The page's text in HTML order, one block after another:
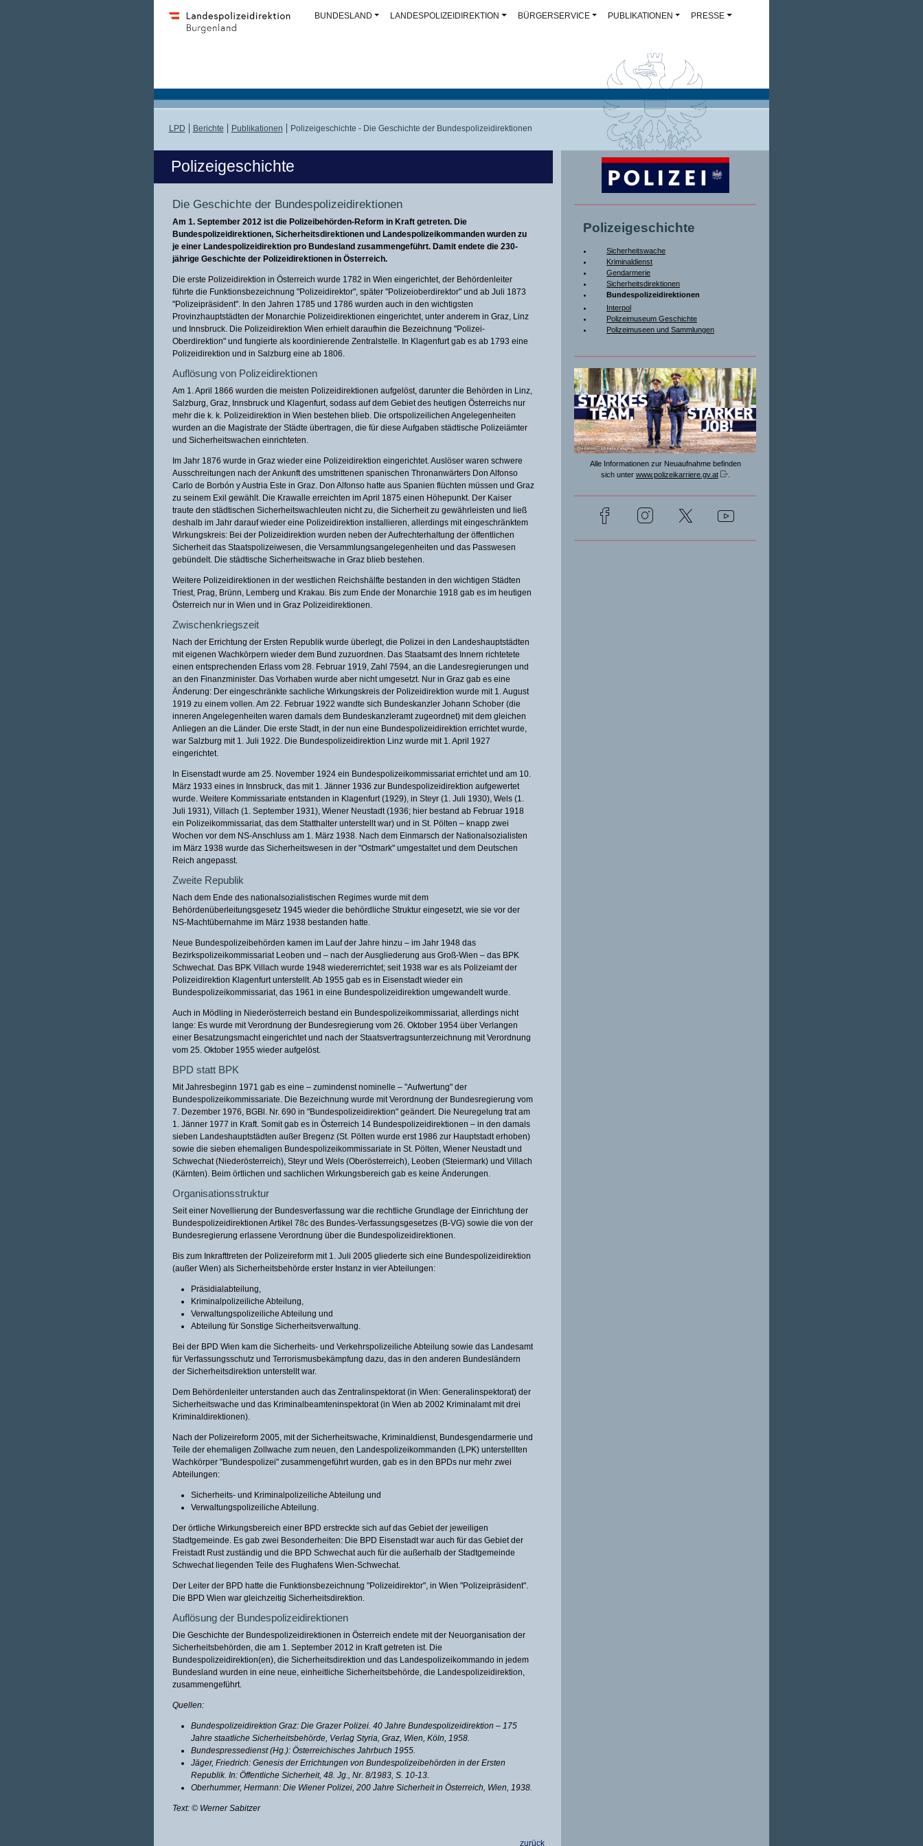
BUNDESLAND LANDESPOLIZEIDIREKTION BÜRGERSERVICE PUBLIKATIONEN PRESSE
LPD Berichte Publikationen Polizeigeschichte - Die Geschichte der Bundespolizeidirektionen
Polizeigeschichte
Die Geschichte der Bundespolizeidirektionen
Am 1. September 2012 ist die Polizeibehörden-Reform in Kraft getreten. Die
Bundespolizeidirektionen, Sicherheitsdirektionen und Landespolizeikommanden wurden zu
je einer Landespolizeidirektion pro Bundesland zusammengeführt. Damit endete die 230-
jährige Geschichte der Polizeidirektionen in Österreich.
Die erste Polizeidirektion in Österreich wurde 1782 in Wien eingerichtet, der Behördenleiter
führte die Funktionsbezeichnung "Polizeidirektor", später "Polizeioberdirektor" und ab Juli 1873
"Polizeipräsident". In den Jahren 1785 und 1786 wurden auch in den wichtigsten
Provinzhauptstädten der Monarchie Polizeidirektionen eingerichtet, unter anderem in Graz, Linz
und Innsbruck. Die Polizeidirektion Wien erhielt daraufhin die Bezeichnung "Polizei-
Oberdirektion" und fungierte als koordinierende Zentralstelle. In Klagenfurt gab es ab 1793 eine
Polizeidirektion und in Salzburg eine ab 1806.
Auflösung von Polizeidirektionen
Am 1. April 1866 wurden die meisten Polizeidirektionen aufgelöst, darunter die Behörden in Linz,
Salzburg, Graz, Innsbruck und Klagenfurt, sodass auf dem Gebiet des heutigen Österreichs nur
mehr die k. k. Polizeidirektion in Wien bestehen blieb. Die ortspolizeilichen Angelegenheiten
wurden an die Magistrate der Städte übertragen, die für diese Aufgaben städtische Polizeiämter
und Sicherheitswachen einrichteten.
Im Jahr 1876 wurde in Graz wieder eine Polizeidirektion eingerichtet. Auslöser waren schwere
Ausschreitungen nach der Ankunft des umstrittenen spanischen Thronanwärters Don Alfonso
Carlo de Borbón y Austria Este in Graz. Don Alfonso hatte aus Spanien flüchten müssen und Graz
zu seinem Exil gewählt. Die Krawalle erreichten im April 1875 einen Höhepunkt. Der Kaiser
traute den städtischen Sicherheitswachleuten nicht zu, die Sicherheit zu gewährleisten und ließ
deshalb im Jahr darauf wieder eine Polizeidirektion installieren, allerdings mit eingeschränktem
Wirkungskreis: Bei der Polizeidirektion wurden neben der Aufrechterhaltung der öffentlichen
Sicherheit das Staatspolizeiwesen, die Versammlungsangelegenheiten und das Passwesen
gebündelt. Die städtische Sicherheitswache in Graz blieb bestehen.
Weitere Polizeidirektionen in der westlichen Reichshälfte bestanden in den wichtigen Städten
Triest, Prag, Brünn, Lemberg und Krakau. Bis zum Ende der Monarchie 1918 gab es im heutigen
Österreich nur in Wien und in Graz Polizeidirektionen.
Zwischenkriegszeit
Nach der Errichtung der Ersten Republik wurde überlegt, die Polizei in den Landeshauptstädten
mit eigenen Wachkörpern wieder dem Bund zuzuordnen. Das Staatsamt des Innern richtetete
einen entsprechenden Erlass vom 28. Februar 1919, Zahl 7594, an die Landesregierungen und
an den Finanzminister. Das Vorhaben wurde aber nicht umgesetzt. Nur in Graz gab es eine
Änderung: Der eingeschränkte sachliche Wirkungskreis der Polizeidirektion wurde mit 1. August
1919 zu einem vollen. Am 22. Februar 1922 wandte sich Bundeskanzler Johann Schober (die
inneren Angelegenheiten waren damals dem Bundeskanzleramt zugeordnet) mit dem gleichen
Anliegen an die Länder. Die erste Stadt, in der nun eine Bundespolizeidirektion errichtet wurde,
war Salzburg mit 1. Juli 1922. Die Bundespolizeidirektion Linz wurde mit 1. April 1927
eingerichtet.
In Eisenstadt wurde am 25. November 1924 ein Bundespolizeikommissariat errichtet und am 10.
März 1933 eines in Innsbruck, das mit 1. Jänner 1936 zur Bundespolizeidirektion aufgewertet
wurde. Weitere Kommissariate entstanden in Klagenfurt (1929), in Steyr (1. Juli 1930), Wels (1.
Juli 1931), Villach (1. September 1931), Wiener Neustadt (1936; hier bestand ab Februar 1918
ein Polizeikommissariat, das dem Statthalter unterstellt war) und in St. Pölten – knapp zwei
Wochen vor dem NS-Anschluss am 1. März 1938. Nach dem Einmarsch der Nationalsozialisten
im März 1938 wurde das Sicherheitswesen in der "Ostmark" umgestaltet und dem Deutschen
Reich angepasst.
Zweite Republik
Nach dem Ende des nationalsozialistischen Regimes wurde mit dem
Behördenüberleitungsgesetz 1945 wieder die behördliche Struktur eingesetzt, wie sie vor der
NS-Machtübernahme im März 1938 bestanden hatte.
Neue Bundespolizeibehörden kamen im Lauf der Jahre hinzu – im Jahr 1948 das
Bezirkspolizeikommissariat Leoben und – nach der Ausgliederung aus Groß-Wien – das BPK
Schwechat. Das BPK Villach wurde 1948 wiedererrichtet; seit 1938 war es als Polizeiamt der
Polizeidirektion Klagenfurt unterstellt. Ab 1955 gab es in Eisenstadt wieder ein
Bundespolizeikommissariat, das 1961 in eine Bundespolizeidirektion umgewandelt wurde.
Auch in Mödling in Niederösterreich bestand ein Bundespolizeikommissariat, allerdings nicht
lange: Es wurde mit Verordnung der Bundesregierung vom 26. Oktober 1954 über Verlangen
einer Besatzungsmacht eingerichtet und nach der Staatsvertragsunterzeichnung mit Verordnung
vom 25. Oktober 1955 wieder aufgelöst.
BPD statt BPK
Mit Jahresbeginn 1971 gab es eine – zumindenst nominelle – "Aufwertung" der
Bundespolizeikommissariate. Die Bezeichnung wurde mit Verordnung der Bundesregierung vom
7. Dezember 1976, BGBl. Nr. 690 in "Bundespolizeidirektion" geändert. Die Neuregelung trat am
1. Jänner 1977 in Kraft. Somit gab es in Österreich 14 Bundespolizeidirektionen – in den damals
sieben Landeshauptstädten außer Bregenz (St. Pölten wurde erst 1986 zur Hauptstadt erhoben)
sowie die sieben ehemaligen Bundespolizeikommissariate in St. Pölten, Wiener Neustadt und
Schwechat (Niederösterreich), Steyr und Wels (Oberösterreich), Leoben (Steiermark) und Villach
(Kärnten). Beim örtlichen und sachlichen Wirkungsbereich gab es keine Änderungen.
Organisationsstruktur
Seit einer Novellierung der Bundesverfassung war die rechtliche Grundlage der Einrichtung der
Bundespolizeidirektionen Artikel 78c des Bundes-Verfassungsgesetzes (B-VG) sowie die von der
Bundesregierung erlassene Verordnung über die Bundespolizeidirektionen.
Bis zum Inkrafttreten der Polizeireform mit 1. Juli 2005 gliederte sich eine Bundespolizeidirektion
(außer Wien) als Sicherheitsbehörde erster Instanz in vier Abteilungen:
Präsidialabteilung,
Kriminalpolizeiliche Abteilung,
Verwaltungspolizeiliche Abteilung und
Abteilung für Sonstige Sicherheitsverwaltung.
Bei der BPD Wien kam die Sicherheits- und Verkehrspolizeiliche Abteilung sowie das Landesamt
für Verfassungsschutz und Terrorismusbekämpfung dazu, das in den anderen Bundesländern
der Sicherheitsdirektion unterstellt war.
Dem Behördenleiter unterstanden auch das Zentralinspektorat (in Wien: Generalinspektorat) der
Sicherheitswache und das Kriminalbeamteninspektorat (in Wien ab 2002 Kriminalamt mit drei
Kriminaldirektionen).
Nach der Polizeireform 2005, mit der Sicherheitswache, Kriminaldienst, Bundesgendarmerie und
Teile der ehemaligen Zollwache zum neuen, den Landespolizeikommanden (LPK) unterstellten
Wachkörper "Bundespolizei" zusammengeführt wurden, gab es in den BPDs nur mehr zwei
Abteilungen:
Sicherheits- und Kriminalpolizeiliche Abteilung und
Verwaltungspolizeiliche Abteilung.
Der örtliche Wirkungsbereich einer BPD erstreckte sich auf das Gebiet der jeweiligen
Stadtgemeinde. Es gab zwei Besonderheiten: Die BPD Eisenstadt war auch für das Gebiet der
Freistadt Rust zuständig und die BPD Schwechat auch für die außerhalb der Stadtgemeinde
Schwechat liegenden Teile des Flughafens Wien-Schwechat.
Der Leiter der BPD hatte die Funktionsbezeichnung "Polizeidirektor", in Wien "Polizeipräsident".
Die BPD Wien war gleichzeitig Sicherheitsdirektion.
Auflösung der Bundespolizeidirektionen
Die Geschichte der Bundespolizeidirektionen in Österreich endete mit der Neuorganisation der
Sicherheitsbehörden, die am 1. September 2012 in Kraft getreten ist. Die
Bundespolizeidirektion(en), die Sicherheitsdirektion und das Landespolizeikommando in jedem
Bundesland wurden in eine neue, einheitliche Sicherheitsbehörde, die Landespolizeidirektion,
zusammengeführt.
Quellen:
Bundespolizeidirektion Graz: Die Grazer Polizei. 40 Jahre Bundespolizeidirektion – 175
Jahre staatliche Sicherheitsbehörde, Verlag Styria, Graz, Wien, Köln, 1958.
Bundespressedienst (Hg.): Österreichisches Jahrbuch 1955.
Jäger, Friedrich: Genesis der Errichtungen von Bundespolizeibehörden in der Ersten
Republik. In: Öffentliche Sicherheit, 48. Jg., Nr. 8/1983, S. 10-13.
Oberhummer, Hermann: Die Wiener Polizei, 200 Jahre Sicherheit in Österreich, Wien, 1938.
Text: © Werner Sabitzer
zurück
Polizeigeschichte
Sicherheitswache
Kriminaldienst
Gendarmerie
Sicherheitsdirektionen
Bundespolizeidirektionen
Interpol
Polizeimuseum Geschichte
Polizeimuseen und Sammlungen
Alle Informationen zur Neuaufnahme befinden
sich unter www.polizeikarriere.gv.at .